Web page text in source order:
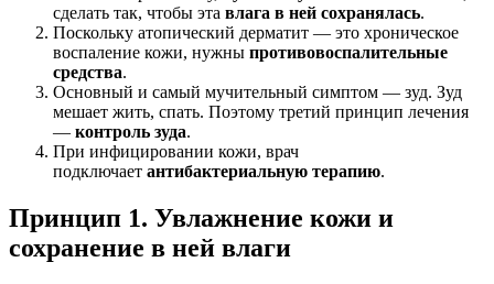
сделать так, чтобы эта влага в ней сохранялась.
Поскольку атопический дерматит — это хроническое
воспаление кожи, нужны противовоспалительные
средства.
Основный и самый мучительный симптом — зуд. Зуд
мешает жить, спать. Поэтому третий принцип лечения
— контроль зуда.
При инфицировании кожи, врач
подключает антибактериальную терапию.
Принцип 1. Увлажнение кожи и
сохранение в ней влаги